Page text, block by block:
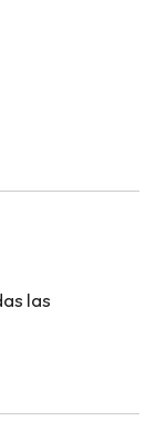
las